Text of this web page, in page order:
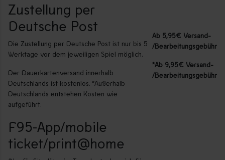
Zustellung per
Deutsche Post
Die Zustellung per Deutsche Post ist nur bis 5
Werktage vor dem jeweiligen Spiel möglich.
Der Dauerkartenversand innerhalb
Deutschlands ist kostenlos. *Außerhalb
Deutschlands entstehen Kosten wie
aufgeführt.
Ab 5,95€ Versand-
/Bearbeitungsgebühr
*Ab 9,95€ Versand-
/Bearbeitungsgebühr
F95-App/mobile
ticket/print@home